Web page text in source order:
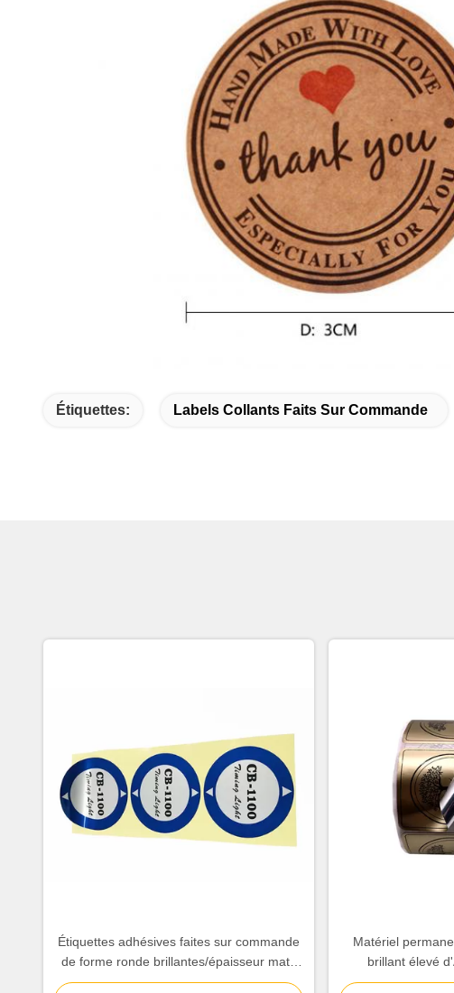
Étiquettes: Labels Collants Faits Sur Commande
Étiquettes adhésives faites sur commande
de forme ronde brillantes/épaisseur mate
de finition 0,2 - 0.3mm
Matériel
brillant élevé
d'étiquettes